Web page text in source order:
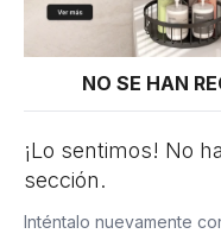
NO SE HAN
¡Lo sentimos! No
sección.
Inténtalo nuevamente